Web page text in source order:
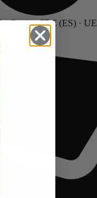
Gratis ≥75 € (ES) ·